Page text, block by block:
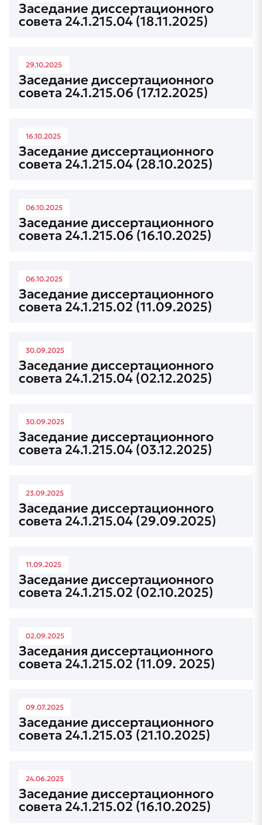
Заседание диссертационного
совета 24.1.215.04 (18.11.2025)
29.10.2025
Заседание диссертационного
совета 24.1.215.06 (17.12.2025)
16.10.2025
Заседание диссертационного
совета 24.1.215.04 (28.10.2025)
06.10.2025
Заседание диссертационного
совета 24.1.215.06 (16.10.2025)
06.10.2025
Заседание диссертационного
совета 24.1.215.02 (11.09.2025)
30.09.2025
Заседание диссертационного
совета 24.1.215.04 (02.12.2025)
30.09.2025
Заседание диссертационного
совета 24.1.215.04 (03.12.2025)
23.09.2025
Заседание диссертационного
совета 24.1.215.04 (29.09.2025)
11.09.2025
Заседание диссертационного
совета 24.1.215.02 (02.10.2025)
02.09.2025
Заседания диссертационного
совета 24.1.215.02 (11.09. 2025)
09.07.2025
Заседание диссертационного
совета 24.1.215.03 (21.10.2025)
24.06.2025
Заседание диссертационного
совета 24.1.215.02 (16.10.2025)